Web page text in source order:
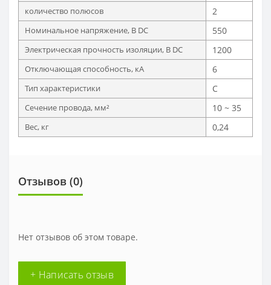
количество полюсов 2
Номинальное напряжение, В DC 550
Электрическая прочность изоляции, В DC 1200
Отключающая способность, кА 6
Тип характеристики С
Сечение провода, мм² 10 ~ 35
Вес, кг 0,24
Отзывов (0)
Нет отзывов об этом товаре.
+ Написать отзыв